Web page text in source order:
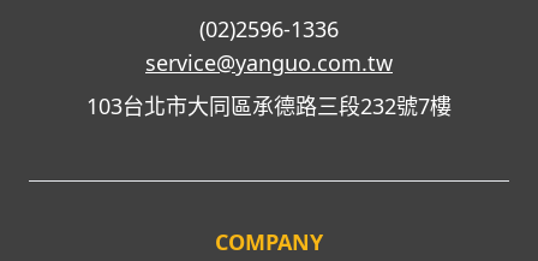
(02)2596-1336
service@yanguo.com.tw
103台北市大同區承德路三段232號7樓
COMPANY